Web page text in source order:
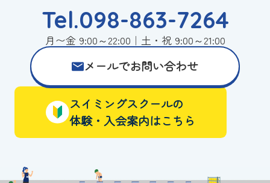
Tel.098-863-7264
月〜金 9:00～22:00｜土・祝 9:00～21:00
メールでお問い合わせ
スイミングスクールの
体験・入会案内はこちら